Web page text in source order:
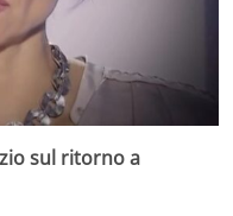
sul ritorno a